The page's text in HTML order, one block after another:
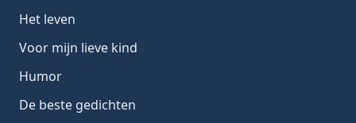
Het leven
Voor mijn lieve kind
Humor
De beste gedichten